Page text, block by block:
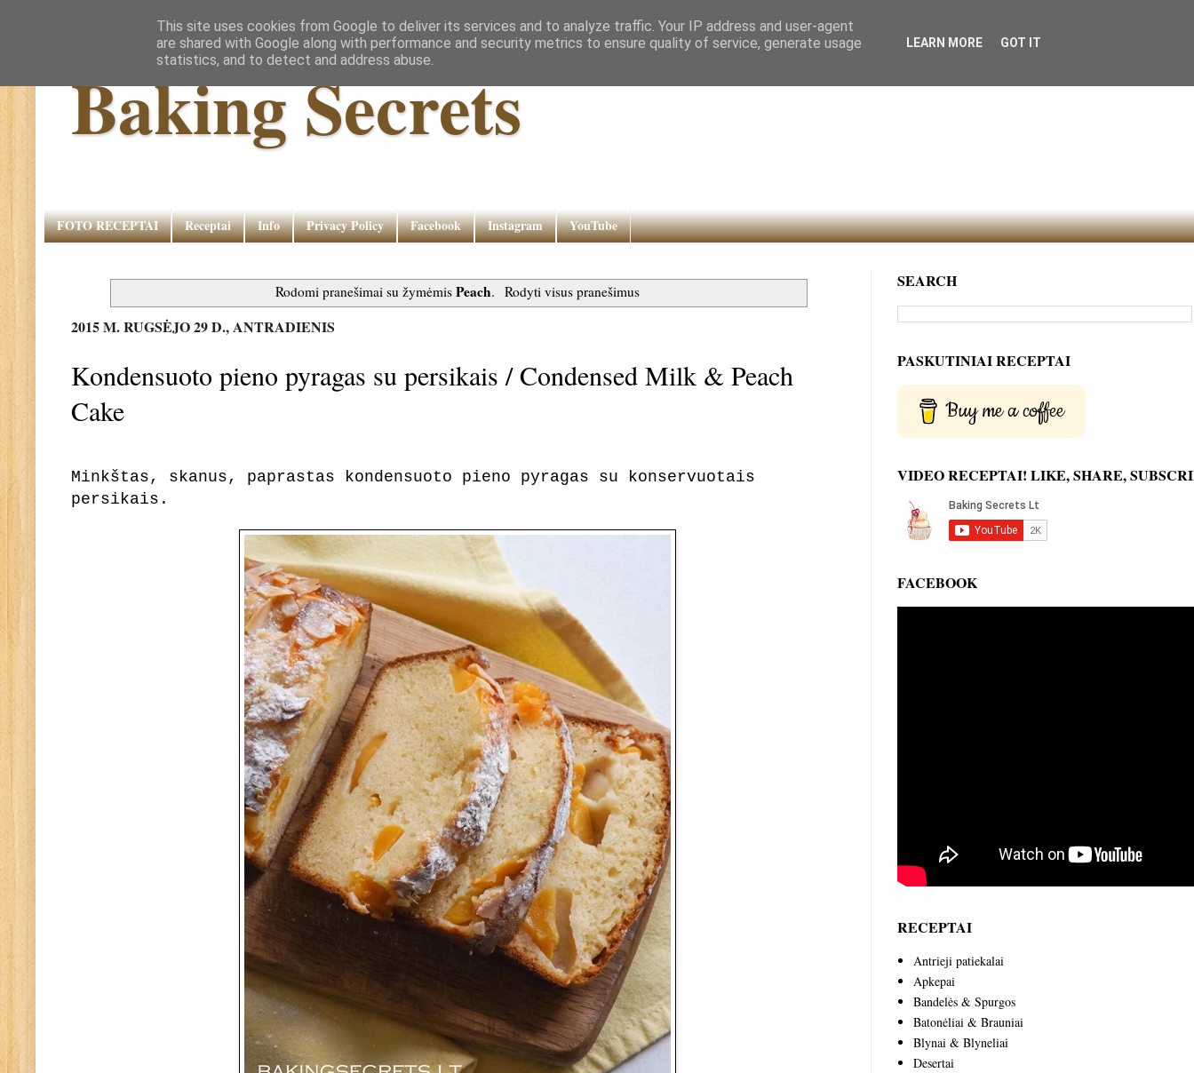
Baking Secrets
FOTO RECEPTAI Receptai Info Privacy Policy Facebook Instagram YouTube
Rodomi pranešimai su žymėmisPeach. Rodyti visus pranešimus
2015 M. RUGSĖJO 29 D., ANTRADIENIS
Kondensuoto pieno pyragas su persikais / Condensed Milk & Peach
Cake
Minkštas, skanus, paprastas kondensuoto pieno pyragas su konservuotais
persikais.
SEARCH
PASKUTINIAI RECEPTAI
Buy me a coffee
VIDEO RECEPTAI! LIKE, SHARE,
FACEBOOK
RECEPTAI
Antrieji patiekalai
Apkepai
Bandelės & Spurgos
Batonėliai & Brauniai
Blynai & Blyneliai
Desertai
This site uses cookies from Google to deliver its services and to analyze traffic. Your IP address and user-agent
are shared with Google along with performance and security metrics to ensure quality of service, generate usage
statistics, and to detect and address abuse.
LEARN MORE GOT IT